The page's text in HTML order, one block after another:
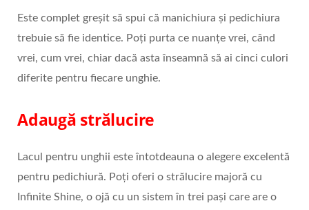
Este complet greșit să spui că manichiura și pedichiura
trebuie să fie identice. Poți purta ce nuanțe vrei, când
vrei, cum vrei, chiar dacă asta înseamnă să ai cinci culori
diferite pentru fiecare unghie.
Adaugă strălucire
Lacul pentru unghii este întotdeauna o alegere excelentă
pentru pedichiură. Poți oferi o strălucire majoră cu
Infinite Shine, o ojă cu un sistem în trei pași care are o